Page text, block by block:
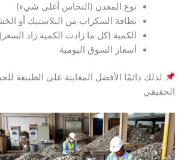
نوع المعدن (النحاس أغلى شيء)
نظافة السكراب من البلاستيك أو
الكمية (كل ما زادت الكمية زاد السعر)
أسعار السوق اليومية
لذلك دائمًا الأفضل المعاينة على الطبيعة
الحقيقي